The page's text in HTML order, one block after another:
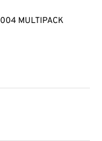
MULTIPACK